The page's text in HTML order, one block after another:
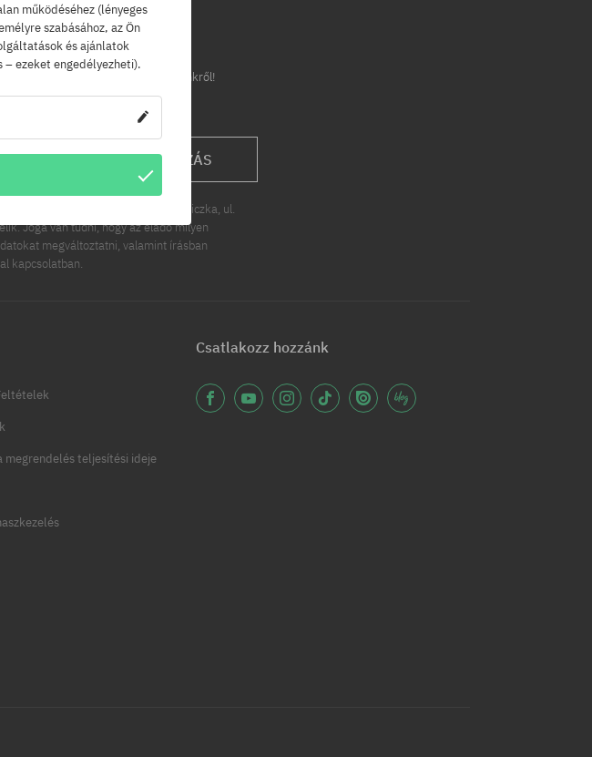
új termékeinkről és kedvezményeinkről!
az egész rendelésedre!
FELIRATKOZÁS
SP Z O O, székhelye: Modlniczka, ul.
Joga van tudni, hogy az eladó milyen
megváltoztatni, valamint írásban
kapcsolatban.
megrendelés teljesítési ideje
Csatlakozz hozzánk
működéséhez (lényeges
szabásához, az Ön
és ajánlatok
– ezeket engedélyezheti).